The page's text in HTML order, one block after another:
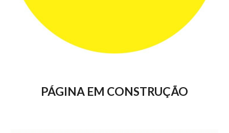
PÁGINA EM CONSTRUÇÃO